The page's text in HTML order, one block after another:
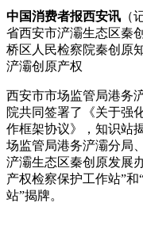
中国消费者报西安讯 （
省西安市浐灞生态区秦
桥区人民检察院秦创原
浐灞创原产权
西安市市场监管局港务
院共同签署了《关于强
作框架协议》，知识站
场监管局港务浐灞分局
浐灞生态区秦创原发展
产权检察保护工作站”
站”揭牌。